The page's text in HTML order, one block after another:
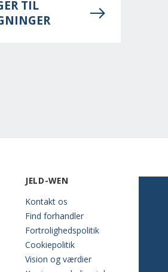
TIL
JELD-WEN
Kontakt os
Find forhandler
Fortrolighedspolitik
Cookiepolitik
Vision og værdier